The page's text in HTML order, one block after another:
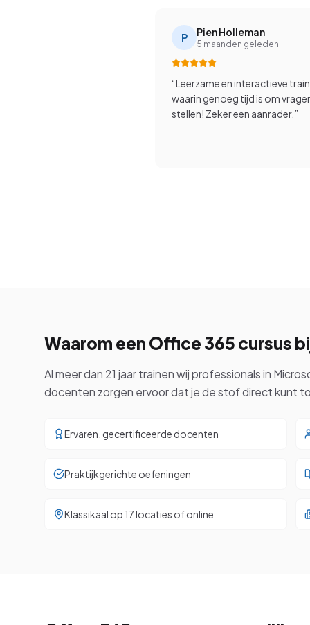
P Pien Holleman
5 maanden geleden
“Leerzame en interactieve
waarin genoeg tijd is om
stellen! Zeker een aanrader. ”
Waarom een Office 365 cursus
Al meer dan 21 jaar trainen wij professionals in
docenten zorgen ervoor dat je de stof direct kunt
Ervaren, gecertificeerde docenten
Praktijkgerichte oefeningen
Klassikaal op 17 locaties of online